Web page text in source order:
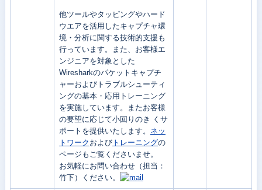
他ツールやタッピングやハード
ウエアを活用したキャプチャ環
境・分析に関する技術的支援も
行っています。また、お客様エ
ンジニアを対象とした
Wiresharkのパケットキャプチ
ャーおよびトラブルシューティ
ングの基本・応用トレーニング
を実施しています。またお客様
の要望に応じて小回りのき くサ
ポートを提供いたします。 ネッ
トワーク および トレーニングの
ページもご覧くださいませ。
お気軽にお問い合わせ（担当：
竹下）ください。